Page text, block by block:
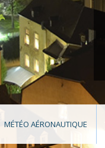
MÉTÉO AÉRONAUTIQUE